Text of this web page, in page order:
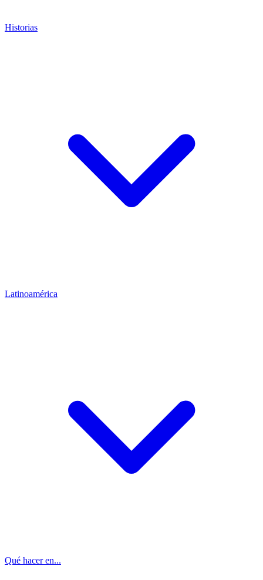
Historias
Latinoamérica
Qué hacer en...